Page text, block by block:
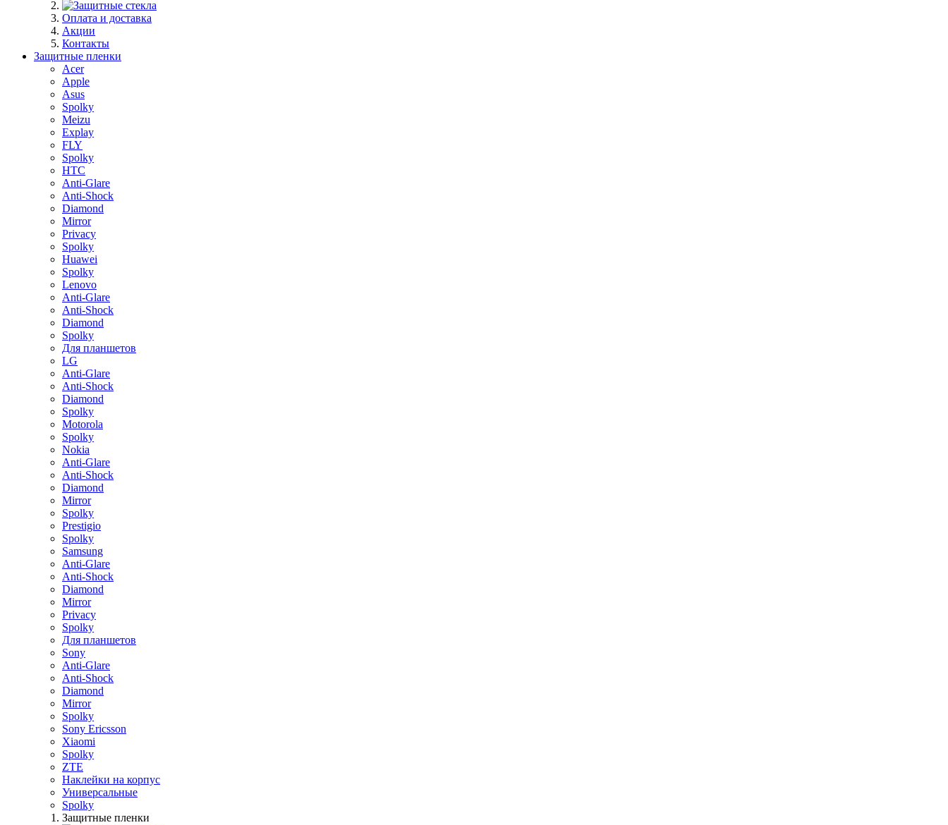
Оплата и доставка
Акции
Контакты
Защитные пленки
Acer
Apple
Asus
Spolky
Meizu
Explay
FLY
Spolky
HTC
Anti-Glare
Anti-Shock
Diamond
Mirror
Privacy
Spolky
Huawei
Spolky
Lenovo
Anti-Glare
Anti-Shock
Diamond
Spolky
Для планшетов
LG
Anti-Glare
Anti-Shock
Diamond
Spolky
Motorola
Spolky
Nokia
Anti-Glare
Anti-Shock
Diamond
Mirror
Spolky
Prestigio
Spolky
Samsung
Anti-Glare
Anti-Shock
Diamond
Mirror
Privacy
Spolky
Для планшетов
Sony
Anti-Glare
Anti-Shock
Diamond
Mirror
Spolky
Sony Ericsson
Xiaomi
Spolky
ZTE
Наклейки на корпус
Универсальные
Spolky
Защитные пленки